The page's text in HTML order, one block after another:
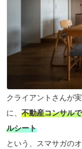
クライアントさんが
に、不動産コンサル
ルシート
という、スマサガの